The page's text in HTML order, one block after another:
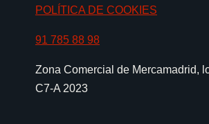
POLÍTICA DE COOKIES
91 785 88 98
Zona Comercial de Mercamadrid,
C7-A 2023